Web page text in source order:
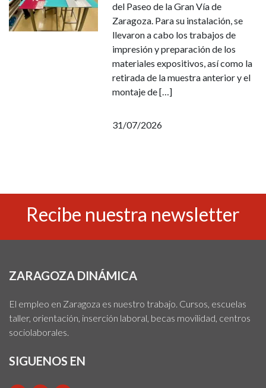
del Paseo de la Gran Vía de
Zaragoza. Para su instalación, se
llevaron a cabo los trabajos de
impresión y preparación de los
materiales expositivos, así como la
retirada de la muestra anterior y el
montaje de […]
31/07/2026
Recibe nuestra newsletter
ZARAGOZA DINÁMICA
El empleo en Zaragoza es nuestro trabajo. Cursos, escuelas
taller, orientación, inserción laboral, becas movilidad, centros
sociolaborales.
SIGUENOS EN